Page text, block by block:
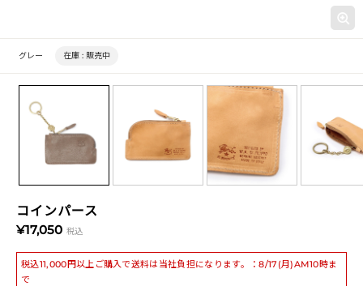
コインパース
¥17,050 税込
税込11,000円以上ご購入で送料は当社負担になります。：8/17(月)AM10時ま
で
グレー 在庫 : 販売中